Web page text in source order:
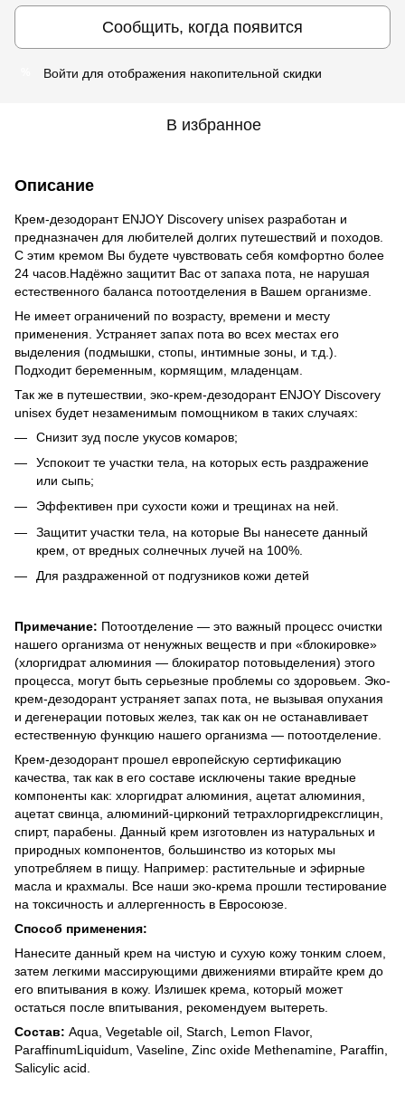
Сообщить, когда появится
Войти для отображения накопительной скидки
В избранное
Описание
Крем-дезодорант ENJOY Discovery unisex разработан и
предназначен для любителей долгих путешествий и походов.
С этим кремом Вы будете чувствовать себя комфортно более
24 часов.Надёжно защитит Вас от запаха пота, не нарушая
естественного баланса потоотделения в Вашем организме.
Не имеет ограничений по возрасту, времени и месту
применения. Устраняет запах пота во всех местах его
выделения (подмышки, стопы, интимные зоны, и т.д.).
Подходит беременным, кормящим, младенцам.
Так же в путешествии, эко-крем-дезодорант ENJOY Discovery
unisex будет незаменимым помощником в таких случаях:
Снизит зуд после укусов комаров;
Успокоит те участки тела, на которых есть раздражение
или сыпь;
Эффективен при сухости кожи и трещинах на ней.
Защитит участки тела, на которые Вы нанесете данный
крем, от вредных солнечных лучей на 100%.
Для раздраженной от подгузников кожи детей
Примечание: Потоотделение — это важный процесс очистки
нашего организма от ненужных веществ и при «блокировке»
(хлоргидрат алюминия — блокиратор потовыделения) этого
процесса, могут быть серьезные проблемы со здоровьем. Эко-
крем-дезодорант устраняет запах пота, не вызывая опухания
и дегенерации потовых желез, так как он не останавливает
естественную функцию нашего организма — потоотделение.
Крем-дезодорант прошел европейскую сертификацию
качества, так как в его составе исключены такие вредные
компоненты как: хлоргидрат алюминия, ацетат алюминия,
ацетат свинца, алюминий-цирконий тетрахлоргидрексглицин,
спирт, парабены. Данный крем изготовлен из натуральных и
природных компонентов, большинство из которых мы
употребляем в пищу. Например: растительные и эфирные
масла и крахмалы. Все наши эко-крема прошли тестирование
на токсичность и аллергенность в Евросоюзе.
Способ применения:
Нанесите данный крем на чистую и сухую кожу тонким слоем,
затем легкими массирующими движениями втирайте крем до
его впитывания в кожу. Излишек крема, который может
остаться после впитывания, рекомендуем вытереть.
Состав: Aqua, Vegetable oil, Starch, Lemon Flavor,
ParaffinumLiquidum, Vaseline, Zinc oxide Methenamine, Paraffin,
Salicylic acid.